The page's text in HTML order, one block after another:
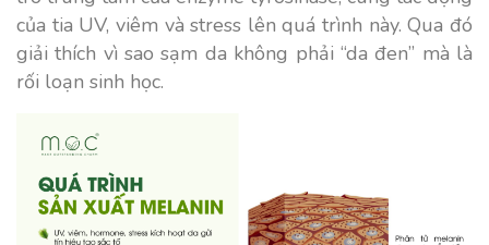
của tia UV, viêm và stress lên quá trình này. Qua đó
giải thích vì sao sạm da không phải “da đen” mà là
rối loạn sinh học.